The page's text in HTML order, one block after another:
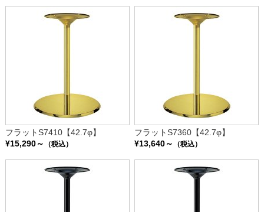
フラットS7410【42.7φ】
¥15,290～
（税込）
フラットS7360【42.7φ】
¥13,640～
（税込）